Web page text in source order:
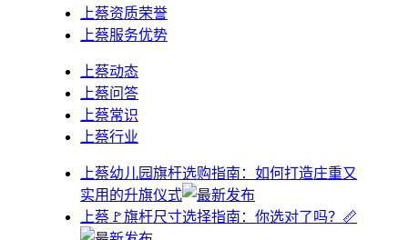
上蔡资质荣誉
上蔡服务优势
上蔡动态
上蔡问答
上蔡常识
上蔡行业
上蔡幼儿园旗杆选购指南：如何打造庄重又
实用的升旗仪式
上蔡🚩旗杆尺寸选择指南：你选对了吗？📏